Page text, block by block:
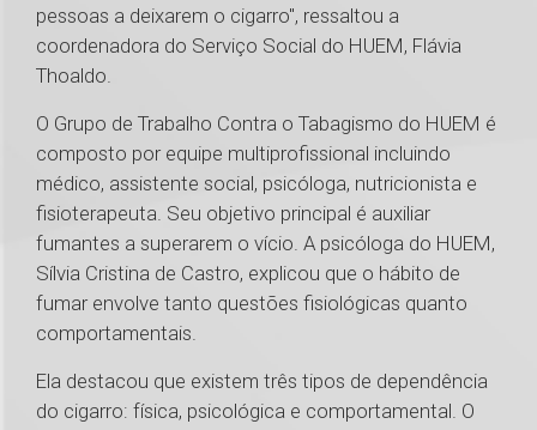
pessoas a deixarem o cigarro", ressaltou a
coordenadora do Serviço Social do HUEM, Flávia
Thoaldo.
O Grupo de Trabalho Contra o Tabagismo do HUEM é
composto por equipe multiprofissional incluindo
médico, assistente social, psicóloga, nutricionista e
fisioterapeuta. Seu objetivo principal é auxiliar
fumantes a superarem o vício. A psicóloga do HUEM,
Sílvia Cristina de Castro, explicou que o hábito de
fumar envolve tanto questões fisiológicas quanto
comportamentais.
Ela destacou que existem três tipos de dependência
do cigarro: física, psicológica e comportamental. O